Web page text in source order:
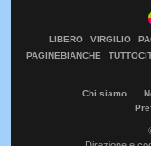
LIBERO VIRGILIO
PAGINEBIANCHE
Chi siamo